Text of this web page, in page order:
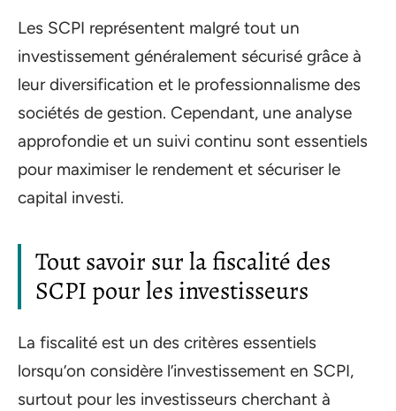
Les SCPI représentent malgré tout un
investissement généralement sécurisé grâce à
leur diversification et le professionnalisme des
sociétés de gestion. Cependant, une analyse
approfondie et un suivi continu sont essentiels
pour maximiser le rendement et sécuriser le
capital investi.
Tout savoir sur la fiscalité des
SCPI pour les investisseurs
La fiscalité est un des critères essentiels
lorsqu’on considère l’investissement en SCPI,
surtout pour les investisseurs cherchant à